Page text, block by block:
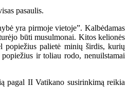
pasaulis.
yra pirmoje vietoje”. Kalbėdamas
būti musulmonai. Kitos kelionės
palietė minių širdis, kurių
ir toliau rodo, nenuilstamai
pagal II Vatikano susirinkimą reikia